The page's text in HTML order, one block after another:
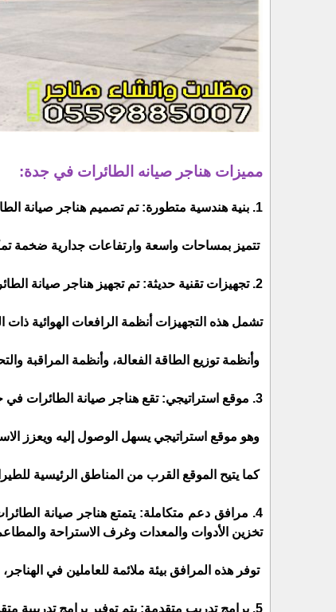
مميزات هناجر صيانه الطائرات في جدة:
1. بنية هندسية متطورة: تم تصميم هناجر صيانة الطائرات في جدة وفقًا لأعلى المعايير العالمية في مجال الهندسة المعمارية والتشييد.
تتميز بمساحات واسعة وارتفاعات جدارية ضخمة
2. تجهيزات تقنية حديثة: تم تجهيز هناجر صيانة الطائرات في جدة بأحدث التقنيات والتجهيزات لتلبية احتياجات صيانة الطائرات المتنوعة.
تشمل هذه التجهيزات أنظمة الرافعات الهوائية ذات
وأنظمة توزيع الطاقة الفعالة، وأنظمة المراقبة
3. موقع استراتيجي: تقع هناجر صيانة الطائرات في جدة داخل مطار الملك عبدالعزيز الدولي.
وهو موقع استراتيجي يسهل الوصول إليه ويعزز
كما يتيح الموقع القرب من المناطق الرئيسية
4. مرافق دعم متكاملة: يتمتع هناجر صيانة
تخزين الأدوات والمعدات وغرف الاستراحة
توفر هذه المرافق بيئة ملائمة للعاملين في
5. برامج تدريب متقدمة: يتم توفير برامج تدريبية متقدمة في هناجر صيانة الطائرات في جدة لتطوير وتعزيز مهارات الفنيين والمهندسين.